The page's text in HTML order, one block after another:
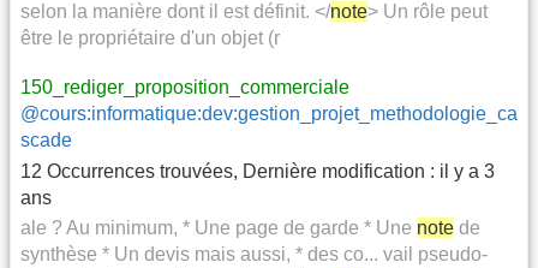
selon la manière dont il est définit. </note> Un rôle peut
être le propriétaire d'un objet (r
150_rediger_proposition_commerciale
@cours:informatique:dev:gestion_projet_methodologie_ca
scade
12 Occurrences trouvées, Dernière modification : il y a 3
ans
ale ? Au minimum, * Une page de garde * Une note de
synthèse * Un devis mais aussi, * des co... vail pseudo-